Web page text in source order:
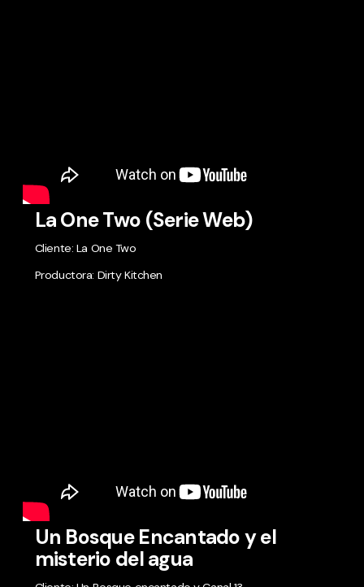
La One Two (Serie Web)
Cliente: La One Two
Productora: Dirty Kitchen
Un Bosque Encantado y el
misterio del agua